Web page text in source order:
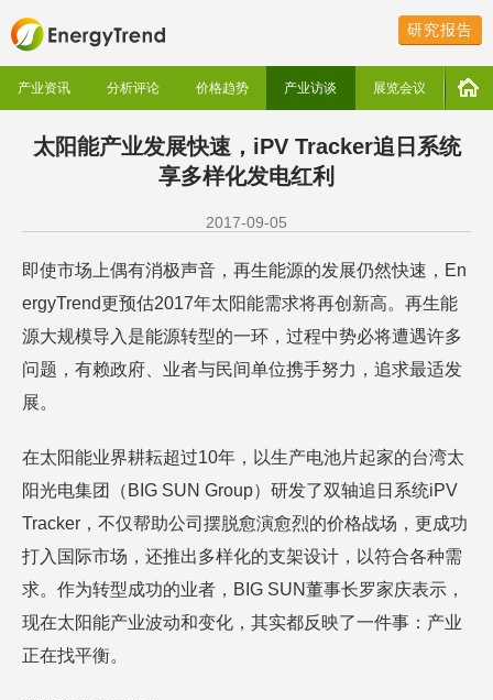
研究报告
产业资讯 分析评论 价格趋势 产业访谈 展览会议
太阳能产业发展快速，iPV Tracker追日系统
享多样化发电红利
2017-09-05
即使市场上偶有消极声音，再生能源的发展仍然快速，En
ergyTrend更预估2017年太阳能需求将再创新高。再生能
源大规模导入是能源转型的一环，过程中势必将遭遇许多
问题，有赖政府、业者与民间单位携手努力，追求最适发
展。
在太阳能业界耕耘超过10年，以生产电池片起家的台湾太
阳光电集团（BIG SUN Group）研发了双轴追日系统iPV
Tracker，不仅帮助公司摆脱愈演愈烈的价格战场，更成功
打入国际市场，还推出多样化的支架设计，以符合各种需
求。作为转型成功的业者，BIG SUN董事长罗家庆表示，
现在太阳能产业波动和变化，其实都反映了一件事：产业
正在找平衡。